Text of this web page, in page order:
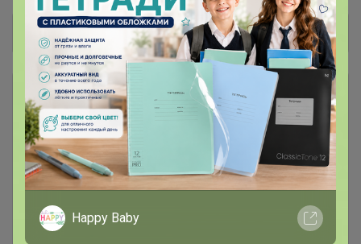
Общий каталог
*** КОФЕ В ЗЕРНАХ *** 1
### Личная передача ### 1
Консервация
Happy Baby